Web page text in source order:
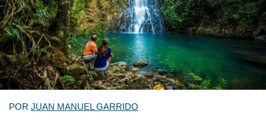
POR JUAN MANUEL GARRIDO